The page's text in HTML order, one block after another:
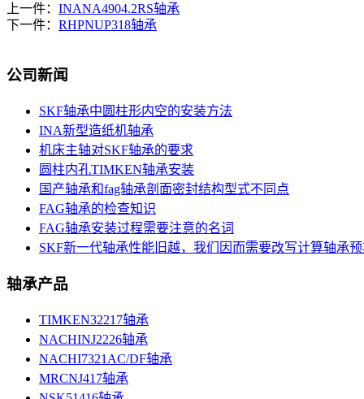
上一件： INANA4904.2RS轴承
下一件： RHPNUP318轴承
公司新闻
SKF轴承中圆柱形内空的安装方法
INA新型造纸机轴承
机床主轴对SKF轴承的要求
圆柱内孔TIMKEN轴承安装
国产轴承和fag轴承剖面密封结构型式不同点
FAG轴承的检查知识
FAG轴承安装过程需要注意的名词
SKF新一代轴承性能旧越，我们因而需要改写计算轴承
轴承产品
TIMKEN32217轴承
NACHINJ2226轴承
NACHI7321AC/DF轴承
MRCNJ417轴承